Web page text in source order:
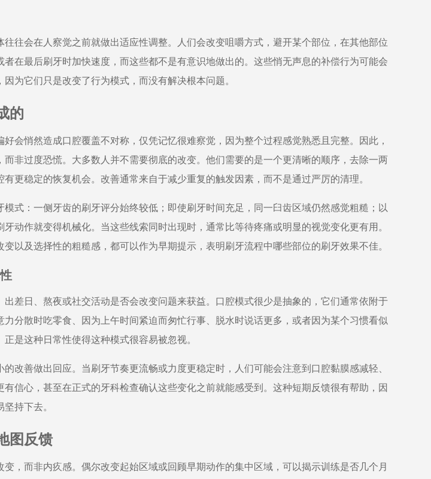
往往会在人察觉之前就做出适应性调整。人们会改变咀嚼方式，避开某个部位，在其他部位
者在最后刷牙时加快速度，而这些都不是有意识地做出的。这些悄无声息的补偿行为可能会
为它们只是改变了行为模式，而没有解决根本问题。
的
会悄然造成口腔覆盖不对称，仅凭记忆很难察觉，因为整个过程感觉熟悉且完整。因此，
而非过度恐慌。大多数人并不需要彻底的改变。他们需要的是一个更清晰的顺序，去除一两
更稳定的恢复机会。改善通常来自于减少重复的触发因素，而不是通过严厉的清理。
式：一侧牙齿的刷牙评分始终较低；即使刷牙时间充足，同一臼齿区域仍然感觉粗糙；以
动作就变得机械化。当这些线索同时出现时，通常比等待疼痛或明显的视觉变化更有用。
以及选择性的粗糙感，都可以作为早期提示，表明刷牙流程中哪些部位的刷牙效果不佳。
出差日、熬夜或社交活动是否会改变问题来获益。口腔模式很少是抽象的，它们通常依附于
力分散时吃零食、因为上午时间紧迫而匆忙行事、脱水时说话更多，或者因为某个习惯看似
是这种日常性使得这种模式很容易被忽视。
改善做出回应。当刷牙节奏更流畅或力度更稳定时，人们可能会注意到口腔黏膜感减轻、
有信心，甚至在正式的牙科检查确认这些变化之前就能感受到。这种短期反馈很有帮助，因
持下去。
图反馈
，而非内疚感。偶尔改变起始区域或回顾早期动作的集中区域，可以揭示训练是否几个月